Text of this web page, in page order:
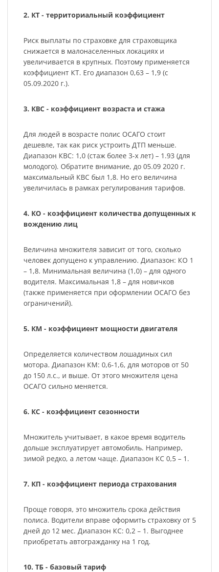
2. КТ - территориальный коэффициент
Риск выплаты по страховке для страховщика
снижается в малонаселенных локациях и
увеличивается в крупных. Поэтому применяется
коэффициент КТ. Его диапазон 0,63 – 1,9 (с
05.09.2020 г.).
3. КВС - коэффициент возраста и стажа
Для людей в возрасте полис ОСАГО стоит
дешевле, так как риск устроить ДТП меньше.
Диапазон КВС: 1,0 (стаж более 3-х лет) – 1.93 (для
молодого). Обратите внимание, до 05.09 2020 г.
максимальный КВС был 1,8. Но его величина
увеличилась в рамках регулирования тарифов.
4. КО - коэффициент количества допущенных к
вождению лиц
Величина множителя зависит от того, сколько
человек допущено к управлению. Диапазон: КО 1
– 1,8. Минимальная величина (1,0) – для одного
водителя. Максимальная 1,8 – для новичков
(также применяется при оформлении ОСАГО без
ограничений).
5. КМ - коэффициент мощности двигателя
Определяется количеством лошадиных сил
мотора. Диапазон КМ: 0,6-1,6, для моторов от 50
до 150 л.с., и выше. От этого множителя цена
ОСАГО сильно меняется.
6. КС - коэффициент сезонности
Множитель учитывает, в какое время водитель
дольше эксплуатирует автомобиль. Например,
зимой редко, а летом чаще. Диапазон КС 0,5 – 1.
7. КП - коэффициент периода страхования
Проще говоря, это множитель срока действия
полиса. Водители вправе оформить страховку от 5
дней до 12 мес. Диапазон КС: 0,2 – 1. Выгоднее
приобретать автогражданку на 1 год.
10. ТБ - базовый тариф